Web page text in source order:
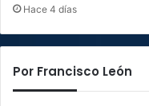
Hace 4 días
Por Francisco León